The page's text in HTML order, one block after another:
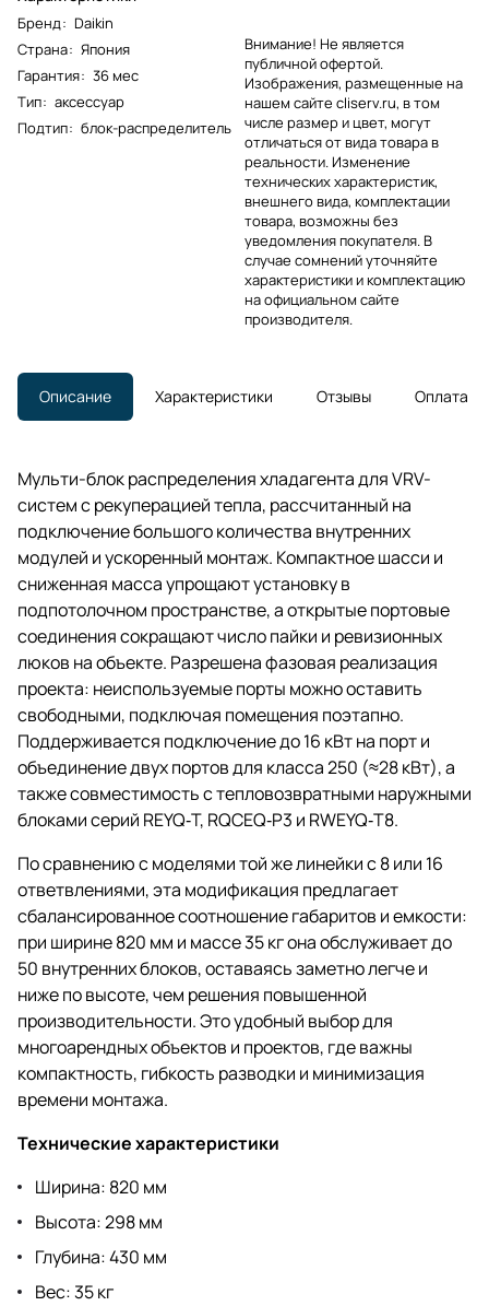
Бренд: Daikin
Страна: Япония
Гарантия: 36 мес
Тип: аксессуар
Подтип: блок-распределитель
Внимание! Не является
публичной офертой.
Изображения, размещенные на
нашем сайте cliserv.ru, в том
числе размер и цвет, могут
отличаться от вида товара в
реальности. Изменение
технических характеристик,
внешнего вида, комплектации
товара, возможны без
уведомления покупателя. В
случае сомнений уточняйте
характеристики и комплектацию
на официальном сайте
производителя.
Описание Характеристики Отзывы Оплата
Мульти-блок распределения хладагента для VRV-
систем с рекуперацией тепла, рассчитанный на
подключение большого количества внутренних
модулей и ускоренный монтаж. Компактное шасси и
сниженная масса упрощают установку в
подпотолочном пространстве, а открытые портовые
соединения сокращают число пайки и ревизионных
люков на объекте. Разрешена фазовая реализация
проекта: неиспользуемые порты можно оставить
свободными, подключая помещения поэтапно.
Поддерживается подключение до 16 кВт на порт и
объединение двух портов для класса 250 (≈28 кВт), а
также совместимость с тепловозвратными наружными
блоками серий REYQ‑T, RQCEQ‑P3 и RWEYQ‑T8.
По сравнению с моделями той же линейки с 8 или 16
ответвлениями, эта модификация предлагает
сбалансированное соотношение габаритов и емкости:
при ширине 820 мм и массе 35 кг она обслуживает до
50 внутренних блоков, оставаясь заметно легче и
ниже по высоте, чем решения повышенной
производительности. Это удобный выбор для
многоарендных объектов и проектов, где важны
компактность, гибкость разводки и минимизация
времени монтажа.
Технические характеристики
Ширина: 820 мм
Высота: 298 мм
Глубина: 430 мм
Вес: 35 кг